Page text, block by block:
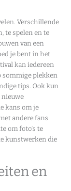
Verschillende
te spelen en te
van een
je bent in het
kan iedereen
sommige plekken
tips. Ook kun
nieuwe
kans om je
andere fans
om foto’s te
kunstwerken die
en